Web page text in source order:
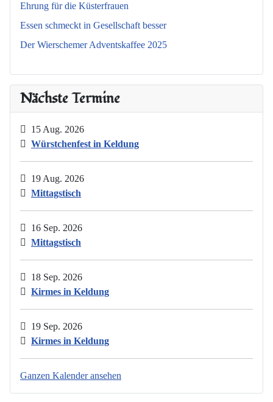
Ehrung für die Küsterfrauen
Essen schmeckt in Gesellschaft besser
Der Wierschemer Adventskaffee 2025
Nächste Termine
15 Aug. 2026
Würstchenfest in Keldung
19 Aug. 2026
Mittagstisch
16 Sep. 2026
Mittagstisch
18 Sep. 2026
Kirmes in Keldung
19 Sep. 2026
Kirmes in Keldung
Ganzen Kalender ansehen